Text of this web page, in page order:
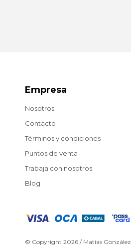
Empresa
Nosotros
Contacto
Términos y condiciones
Puntos de venta
Trabaja con nosotros
Blog
© Copyright 2026 / Matías González